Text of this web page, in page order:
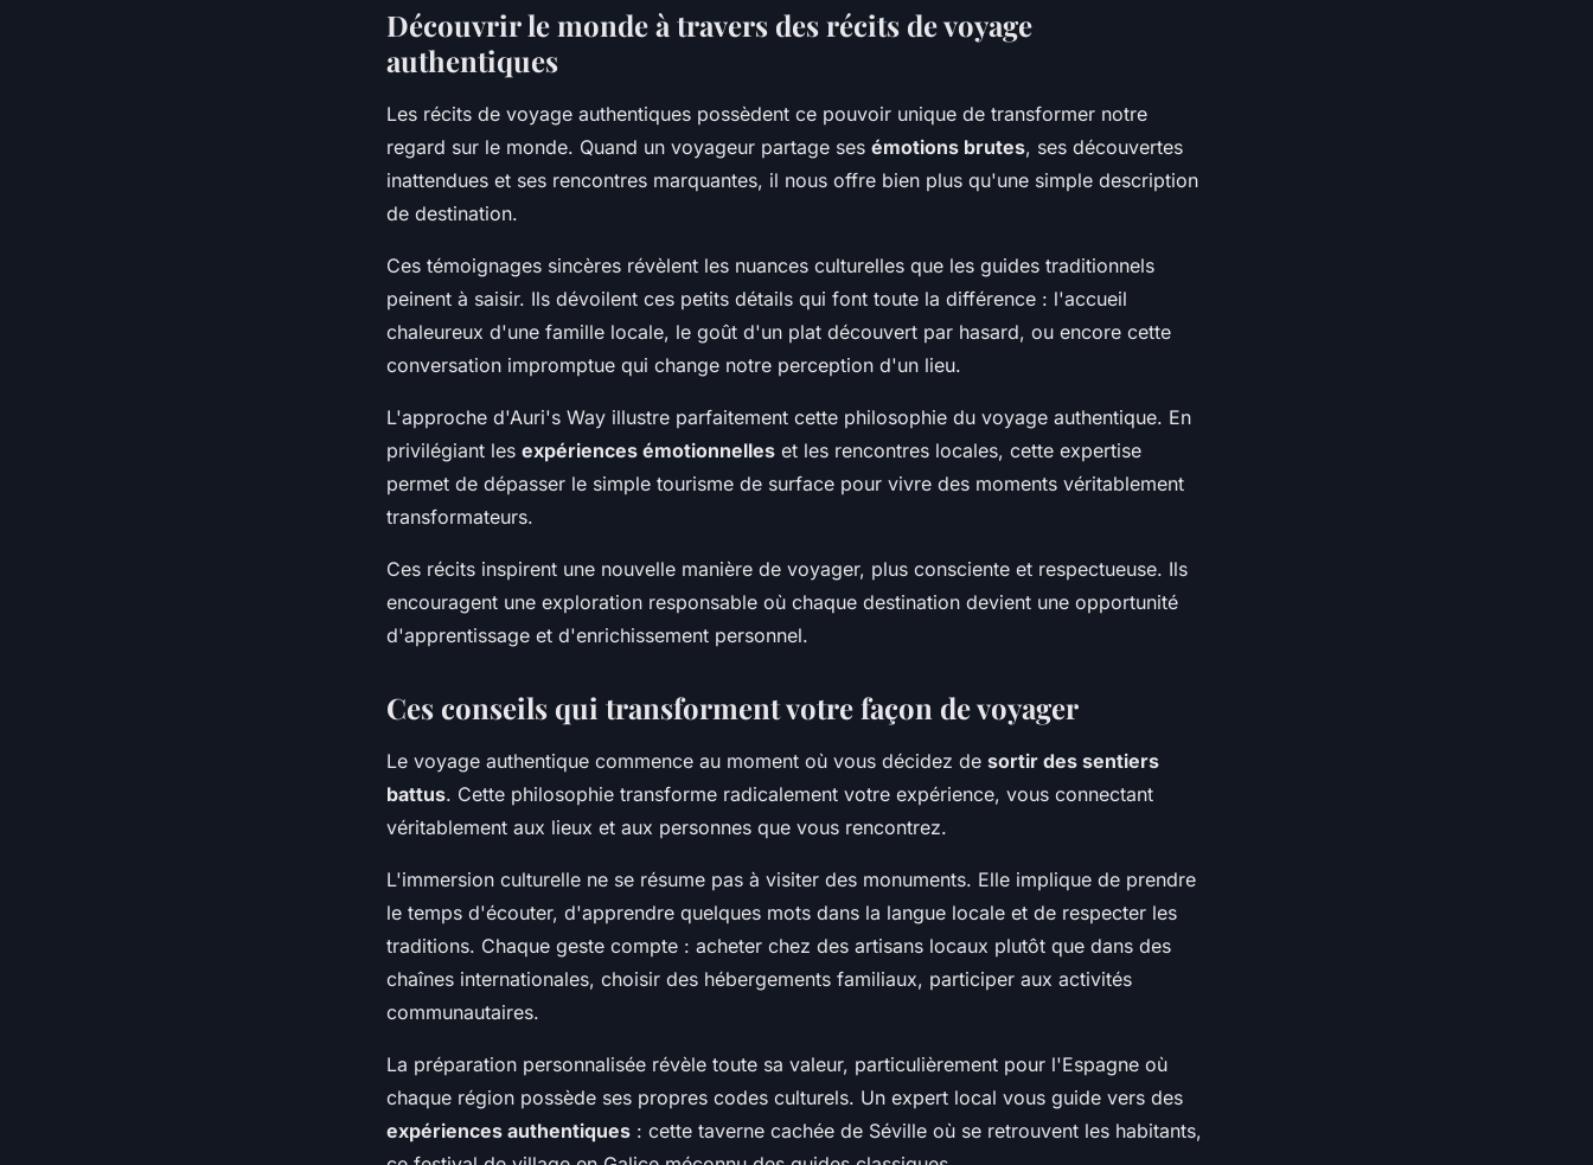
Découvrir le monde à travers des récits de voyage
authentiques
Les récits de voyage authentiques possèdent ce pouvoir unique de transformer notre
regard sur le monde. Quand un voyageur partage ses émotions brutes, ses découvertes
inattendues et ses rencontres marquantes, il nous offre bien plus qu'une simple description
de destination.
Ces témoignages sincères révèlent les nuances culturelles que les guides traditionnels
peinent à saisir. Ils dévoilent ces petits détails qui font toute la différence : l'accueil
chaleureux d'une famille locale, le goût d'un plat découvert par hasard, ou encore cette
conversation impromptue qui change notre perception d'un lieu.
L'approche d'Auri's Way illustre parfaitement cette philosophie du voyage authentique. En
privilégiant les expériences émotionnelles et les rencontres locales, cette expertise
permet de dépasser le simple tourisme de surface pour vivre des moments véritablement
transformateurs.
Ces récits inspirent une nouvelle manière de voyager, plus consciente et respectueuse. Ils
encouragent une exploration responsable où chaque destination devient une opportunité
d'apprentissage et d'enrichissement personnel.
Ces conseils qui transforment votre façon de voyager
Le voyage authentique commence au moment où vous décidez de sortir des sentiers
battus. Cette philosophie transforme radicalement votre expérience, vous connectant
véritablement aux lieux et aux personnes que vous rencontrez.
L'immersion culturelle ne se résume pas à visiter des monuments. Elle implique de prendre
le temps d'écouter, d'apprendre quelques mots dans la langue locale et de respecter les
traditions. Chaque geste compte : acheter chez des artisans locaux plutôt que dans des
chaînes internationales, choisir des hébergements familiaux, participer aux activités
communautaires.
La préparation personnalisée révèle toute sa valeur, particulièrement pour l'Espagne où
chaque région possède ses propres codes culturels. Un expert local vous guide vers des
expériences authentiques : cette taverne cachée de Séville où se retrouvent les habitants,